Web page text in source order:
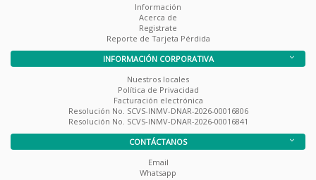
Información
Acerca de
Registrate
Reporte de Tarjeta Pérdida
INFORMACIÓN CORPORATIVA
Nuestros locales
Política de Privacidad
Facturación electrónica
Resolución No. SCVS-INMV-DNAR-2026-00016806
Resolución No. SCVS-INMV-DNAR-2026-00016841
CONTÁCTANOS
Email
Whatsapp